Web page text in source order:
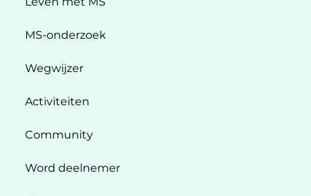
MS-onderzoek
Wegwijzer
Activiteiten
Community
Word deelnemer